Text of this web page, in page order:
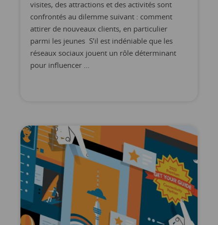
visites, des attractions et des activités sont
confrontés au dilemme suivant : comment
attirer de nouveaux clients, en particulier
parmi les jeunes S’il est indéniable que les
réseaux sociaux jouent un rôle déterminant
pour influencer ...